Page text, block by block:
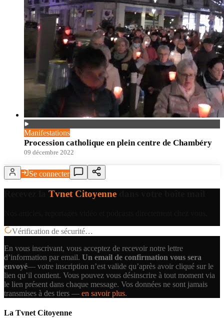
Manifestations
Procession catholique en plein centre de Chambéry
09 décembre 2022
Se connecter
Tvnet Citoyenne
Vérification de sécurité…
En vous inscrivant, vous acceptez de recevoir notre lettre
d’information par email. Un email de confirmation vous sera
envoyé— votre inscription n’est valide qu’après avoir cliqué sur le
lien qu’il contient. Vous pouvez vous désinscrire à tout moment via
le lien présent dans chaque message. Vos données ne sont jamais
transmises à des tiers — en savoir plus.
La Tvnet Citoyenne